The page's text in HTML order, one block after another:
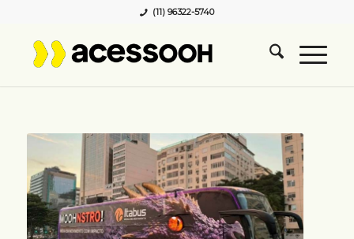
(11) 96322-5740